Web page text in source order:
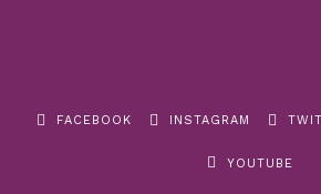
FACEBOOK INSTAGRAM
YOUTUBE